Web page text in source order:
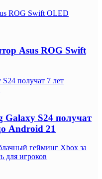
ROG Swift OLED
Asus ROG Swift
получат 7 лет
Galaxy S24 получат
Android 21
гейминг Xbox за
для игроков